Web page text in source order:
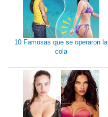
10 Famosas que se operaron la
cola